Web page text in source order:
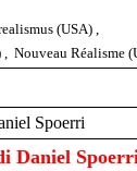
(USA)
Nouveau Réalisme
Spoerri
Daniel Spoerri